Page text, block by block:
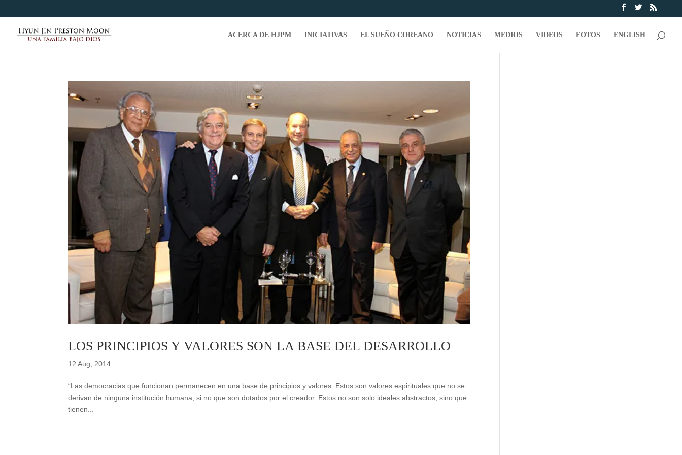
ACERCA DE HJPM INICIATIVAS EL SUEÑO COREANO NOTICIAS MEDIOS VIDEOS FOTOS ENGLISH
LOS PRINCIPIOS Y VALORES SON LA BASE DEL DESARROLLO
12 Aug, 2014
“Las democracias que funcionan permanecen en una base de principios y valores. Estos son valores espirituales que no se
derivan de ninguna institución humana, si no que son dotados por el creador. Estos no son solo ideales abstractos, sino que
tienen...